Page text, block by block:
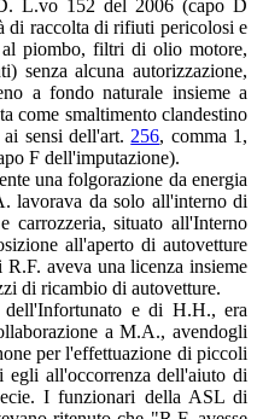
L.vo 152 del 2006 (capo D
di raccolta di rifiuti pericolosi e
piombo, filtri di olio motore,
senza alcuna autorizzazione,
a fondo naturale insieme a
come smaltimento clandestino
sensi dell'art. 256, comma 1,
F dell'imputazione).
una folgorazione da energia
lavorava da solo all'interno di
carrozzeria, situato all'Interno
all'aperto di autovetture
aveva una licenza insieme
di ricambio di autovetture.
dell'Infortunato e di H.H., era
a M.A., avendogli
per l'effettuazione di piccoli
egli all'occorrenza dell'aiuto di
I funzionari della ASL di